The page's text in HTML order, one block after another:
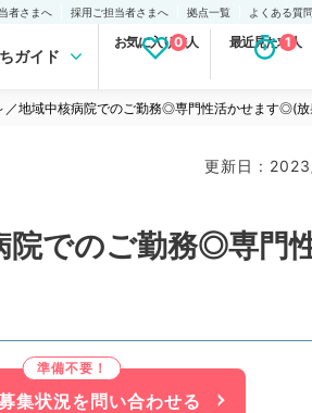
者さまへ 採用ご担当者さまへ 拠点一覧 よくある質
ガイド
お気に入り求人
0 最近見た求人
1
／地域中核病院でのご勤務◎専門性活かせます◎(
更新日 :
院でのご勤務◎専門
集状況を問い合わせる